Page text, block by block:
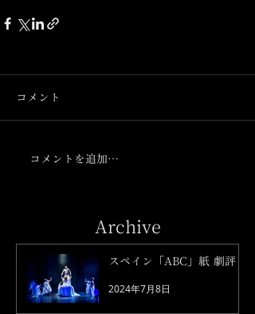
コメント
コメントを追加…
Archive
スペイン「ABC」紙 劇評
2024年7月8日